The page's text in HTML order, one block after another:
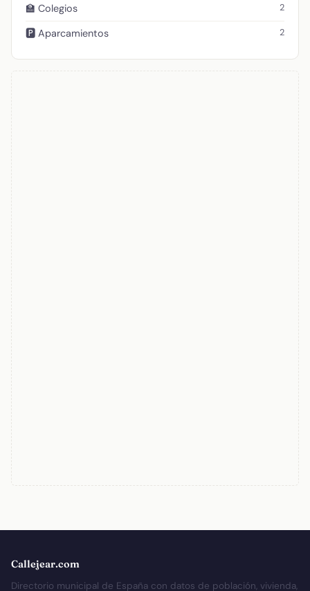
🏫 Colegios 2
🅿️ Aparcamientos 2
Callejear.com
Directorio municipal de España con datos de población, vivienda,